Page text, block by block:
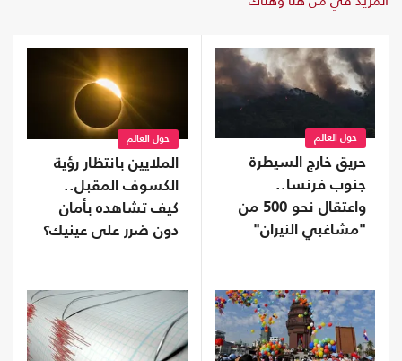
حول العالم
حريق خارج السيطرة
جنوب فرنسا..
واعتقال نحو 500 من
"مشاغبي النيران"
حول العالم
الملايين بانتظار رؤية
الكسوف المقبل..
كيف تشاهده بأمان
دون ضرر على عينيك؟